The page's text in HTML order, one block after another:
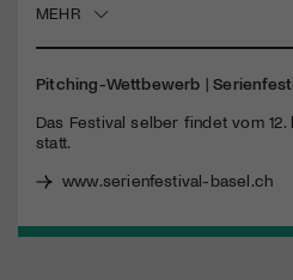
MEHR
Pitching-Wettbewerb |
Das Festival selber findet vom 12.
statt.
www.serienfestival-basel.ch